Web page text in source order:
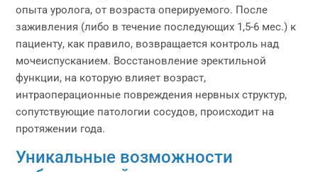
опыта уролога, от возраста оперируемого. После
заживления (либо в течение последующих 1,5-6 мес.) к
пациенту, как правило, возвращается контроль над
мочеиспусканием. Восстановление эректильной
функции, на которую влияет возраст,
интраоперационные повреждения нервных структур,
сопутствующие патологии сосудов, происходит на
протяжении года.
Уникальные возможности